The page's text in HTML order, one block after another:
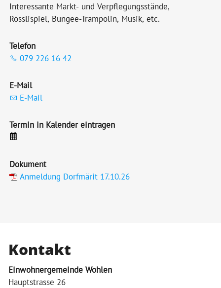
Interessante Markt- und Verpflegungsstände,
Rösslispiel, Bungee-Trampolin, Musik, etc.
Telefon
079 226 16 42
E-Mail
E-Mail
Termin in Kalender eintragen
Dokument
Anmeldung Dorfmärit 17.10.26
Kontakt
Einwohnergemeinde Wohlen
Hauptstrasse 26